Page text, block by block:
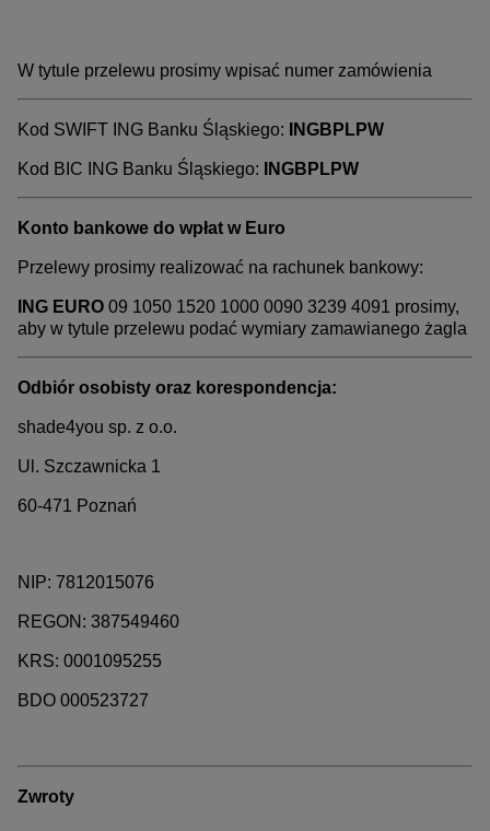
W tytule przelewu prosimy wpisać numer zamówienia
Kod SWIFT ING Banku Śląskiego: INGBPLPW
Kod BIC ING Banku Śląskiego: INGBPLPW
Konto bankowe do wpłat w Euro
Przelewy prosimy realizować na rachunek bankowy:
ING EURO 09 1050 1520 1000 0090 3239 4091 prosimy,
aby w tytule przelewu podać wymiary zamawianego żagla
Odbiór osobisty oraz korespondencja:
shade4you sp. z o.o.
Ul. Szczawnicka 1
60-471 Poznań
NIP: 7812015076
REGON: 387549460
KRS: 0001095255
BDO 000523727
Zwroty